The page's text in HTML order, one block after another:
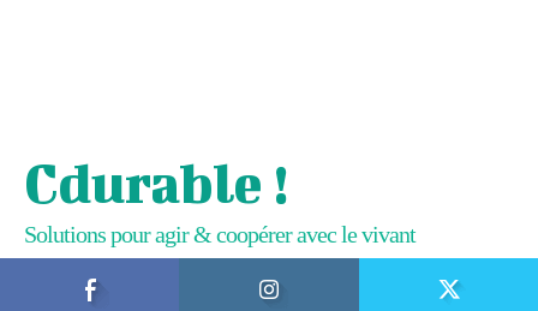
Cdurable !
Solutions pour agir & coopérer avec le vivant